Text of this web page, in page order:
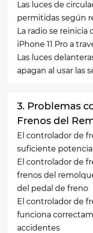
Las luces de
permitidas según
La radio se reinicia
iPhone 11 Pro a
Las luces
apagan al usar las
3. Problemas
Frenos del
El controlador de
suficiente
El controlador de
frenos del
del pedal de freno
El controlador de
funciona
accidentes